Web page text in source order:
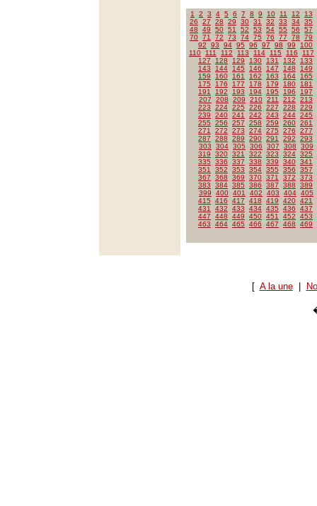
1 2 3 4 5 6 7 8 9 10 11 12
13
26
27 28 29 30 31 32 33 34 35
48
49 50 51 52 53 54 55 56
57
70 71 72 73 74 75 76 77 78
79
92
93 94 95 96 97 98 99
100
110
111 112 113 114 115 116
117
127
128 129 130 131 132
133
143
144 145 146 147 148
149
159
160 161 162 163 164
165
175
176 177 178 179 180
181
191
192 193 194 195 196
197
207
208 209 210 211 212
213
223
224 225 226 227 228
229
239
240 241 242 243 244 245
255
256 257 258 259 260 261
271
272 273 274 275 276
277
287
288 289 290 291 292
293
303
304 305 306 307 308
309
319
320 321 322 323 324 325
335
336 337 338 339 340 341
351
352 353 354 355 356
357
367
368 369 370 371 372
373
383
384 385 386 387 388
389
399
400 401 402 403 404 405
415
416 417 418 419 420 421
431
432 433 434 435 436
437
447
448 449 450 451 452
453
463
464 465 466 467 468 469
[ A la une|